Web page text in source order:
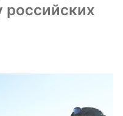
российских